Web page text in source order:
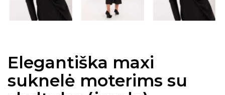
Elegantiška maxi
suknelė moterims su